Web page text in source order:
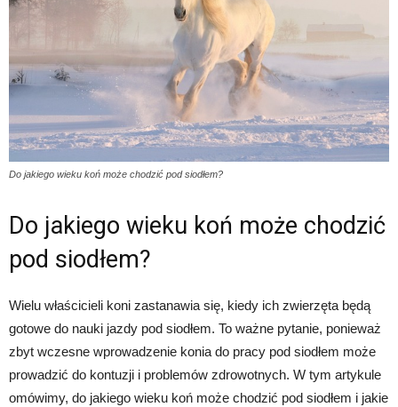
Do jakiego wieku koń może chodzić pod siodłem?
Do jakiego wieku koń może chodzić
pod siodłem?
Wielu właścicieli koni zastanawia się, kiedy ich zwierzęta będą
gotowe do nauki jazdy pod siodłem. To ważne pytanie, ponieważ
zbyt wczesne wprowadzenie konia do pracy pod siodłem może
prowadzić do kontuzji i problemów zdrowotnych. W tym artykule
omówimy, do jakiego wieku koń może chodzić pod siodłem i jakie